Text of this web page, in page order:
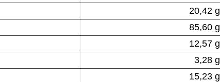
20,42 g
85,60 g
12,57 g
3,28 g
15,23 g